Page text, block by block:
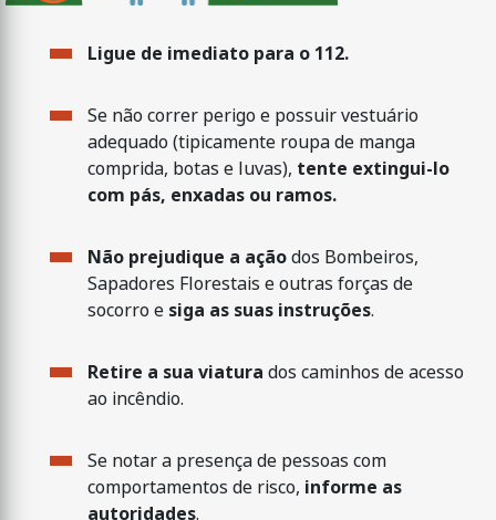
Ligue de imediato para o 112.
Se não correr perigo e possuir vestuário
adequado (tipicamente roupa de manga
comprida, botas e luvas), tente extingui-lo
com pás, enxadas ou ramos.
Não prejudique a açãodos Bombeiros,
Sapadores Florestais e outras forças de
socorro e siga as suas instruções.
Retire a sua viatura dos caminhos de acesso
ao incêndio.
Se notar a presença de pessoas com
comportamentos de risco, informe as
autoridades.